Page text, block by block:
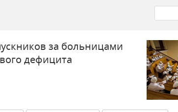
за больницами
дефицита